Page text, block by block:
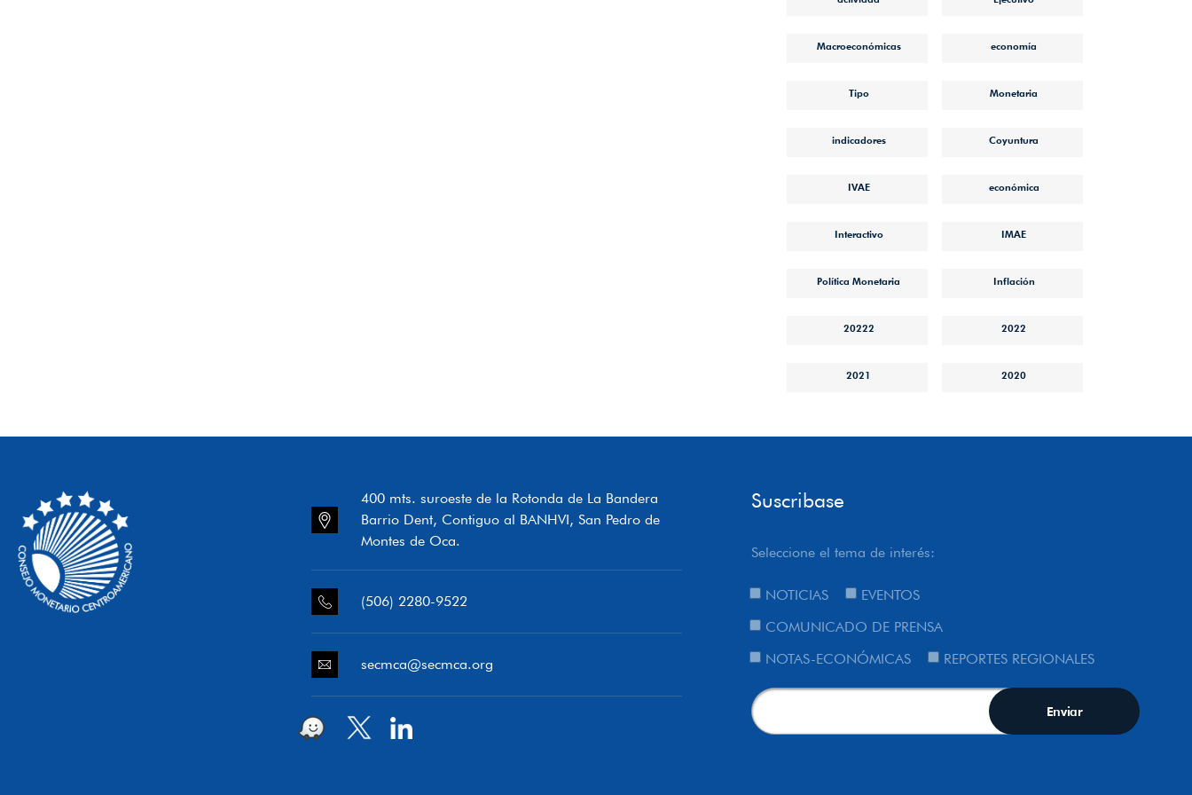
Macroeconómicas economía
Tipo Monetaria
indicadores Coyuntura
IVAE económica
Interactivo IMAE
Política Monetaria Inflación
20222 2022
2021 2020
400 mts. suroeste de la Rotonda de La Bandera
Barrio Dent, Contiguo al BANHVI, San Pedro de
Montes de Oca.
(506) 2280-9522
secmca@secmca.org
Suscribase
Seleccione el tema de interés:
NOTICIAS
EVENTOS
COMUNICADO DE PRENSA
NOTAS-ECONÓMICAS
REPORTES REGIONALES